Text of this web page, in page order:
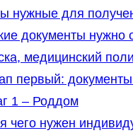
нужные для
документы нужно
медицинский
первый:
1 – Роддом
чего нужен